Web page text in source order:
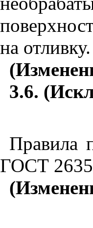
на отливку.
3.6.
Правила
ГОСТ